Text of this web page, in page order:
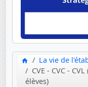
La vie de
CVE - CVC -
élèves)